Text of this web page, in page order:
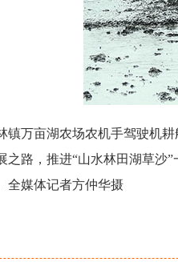
万亩湖农场农机手驾驶机耕
之路，推进“山水林田湖草沙
全媒体记者方仲华摄